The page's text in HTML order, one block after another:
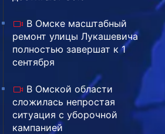
В Омске масштабный
ремонт улицы Лукашевича
полностью завершат к 1
сентября
В Омской области
сложилась непростая
ситуация с уборочной
кампанией